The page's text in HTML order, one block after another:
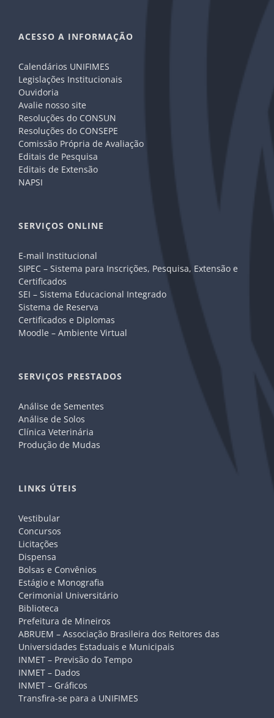
ACESSO A INFORMAÇÃO
Calendários UNIFIMES
Legislações Institucionais
Ouvidoria
Avalie nosso site
Resoluções do CONSUN
Resoluções do CONSEPE
Comissão Própria de Avaliação
Editais de Pesquisa
Editais de Extensão
NAPSI
SERVIÇOS ONLINE
E-mail Institucional
SIPEC – Sistema para Inscrições, Pesquisa, Extensão e
Certificados
SEI – Sistema Educacional Integrado
Sistema de Reserva
Certificados e Diplomas
Moodle – Ambiente Virtual
SERVIÇOS PRESTADOS
Análise de Sementes
Análise de Solos
Clínica Veterinária
Produção de Mudas
LINKS ÚTEIS
Vestibular
Concursos
Licitações
Dispensa
Bolsas e Convênios
Estágio e Monografia
Cerimonial Universitário
Biblioteca
Prefeitura de Mineiros
ABRUEM – Associação Brasileira dos Reitores das
Universidades Estaduais e Municipais
INMET – Previsão do Tempo
INMET – Dados
INMET – Gráficos
Transfira-se para a UNIFIMES